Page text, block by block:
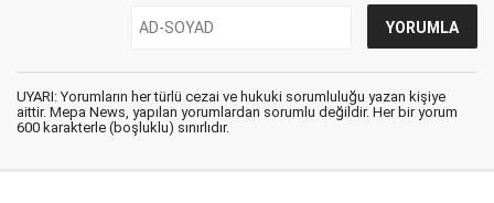
UYARI: Yorumların her türlü cezai ve hukuki sorumluluğu yazan kişiye
aittir. Mepa News, yapılan yorumlardan sorumlu değildir. Her bir yorum
600 karakterle (boşluklu) sınırlıdır.